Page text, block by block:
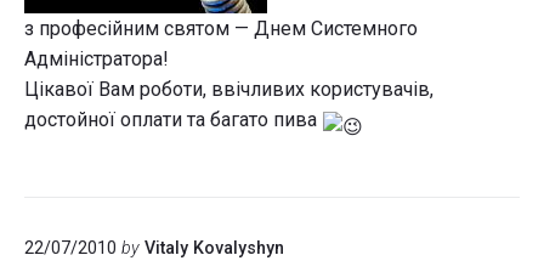
з професійним святом — Днем Системного
Адміністратора!
Цікавої Вам роботи, ввічливих користувачів,
достойної оплати та багато пива
22/07/2010 by Vitaly Kovalyshyn